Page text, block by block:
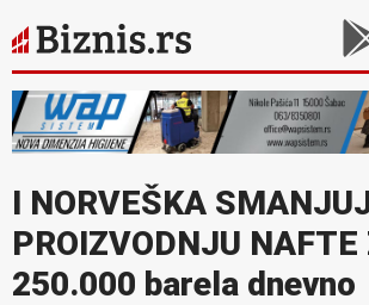
I NORVEŠKA
PROIZVODNJU NAFTE
250.000 barela dnevno